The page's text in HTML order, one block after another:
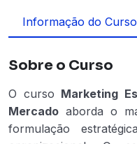
Informação do Curso
Sobre o Curso
O curso Marketing
Mercado aborda o
formulação